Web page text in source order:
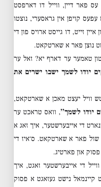
עס פאר דיין, ווייל דו דארפסט
קויפן אין גראסערי, נוצטו
זייט, דו גייסט ארויס פון די
נוצן פאר א שארטקאט.
טאמער ער דארף יא? זאל ער
יודו לשמך ישבו ישרים את
וויל יעצט מאכן א שארטקאט,
יודו לשמך”, וואס טראכט ער
די אייבערשטער, איך זאג א
שול פאר א שארטקאט. ס׳איז די
און פארטיג.
די אייבערשטער זאגט, איך
קיינמאל נישט געזאגט א פסוק